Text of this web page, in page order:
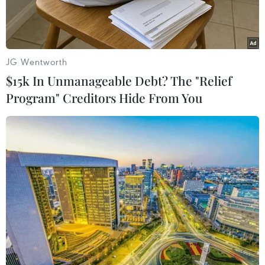
Nhật Bản sẽ phối hợp với các nước Đông Nam Á và Australia
về các chính sách nhằm giảm phát thải carbon tại khu vực, vốn
phụ thuộc nhiều vào nhiên liệu hóa thạch. (Nguồn: EPA/TTXVN)
Theo phóng viên TTXVN tại Tokyo, Nhật Bản sẽ
phối hợp với các nước Đông Nam Á và Australia
JG Wentworth
$15k In Unmanageable Debt? The "Relief
Program" Creditors Hide From You